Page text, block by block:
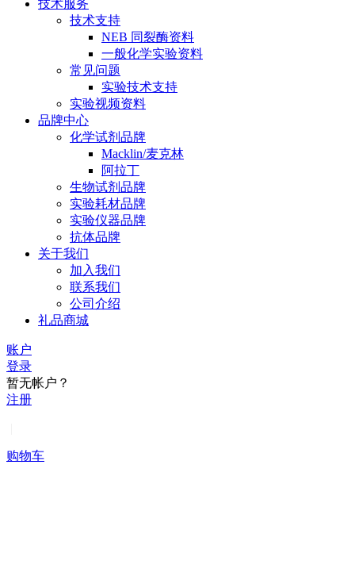
技术服务
技术支持
NEB 同裂酶资料
一般化学实验资料
常见问题
实验技术支持
实验视频资料
品牌中心
化学试剂品牌
Macklin/麦克林
阿拉丁
生物试剂品牌
实验耗材品牌
实验仪器品牌
抗体品牌
关于我们
加入我们
联系我们
公司介绍
礼品商城
账户
登录
暂无帐户？
注册
购物车